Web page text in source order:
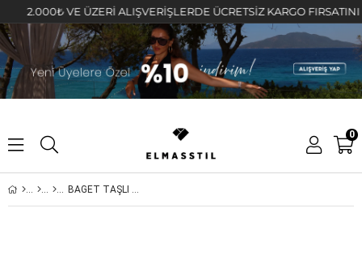
2.000₺ VE ÜZERİ ALIŞVERİŞLERDE ÜCRETSİZ KARGO FIRSATINI
0
BAGET TAŞLI HALKA KÜPE